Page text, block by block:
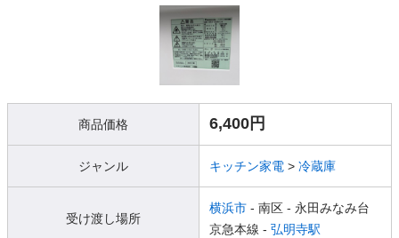
商品価格 6,400円
ジャンル キッチン家電 > 冷蔵庫
受け渡し場所
横浜市 - 南区 - 永田みなみ台
京急本線 - 弘明寺駅